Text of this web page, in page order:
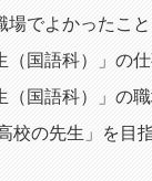
場でよかったこと
（国語科）」の
（国語科）」の
校の先生」を目